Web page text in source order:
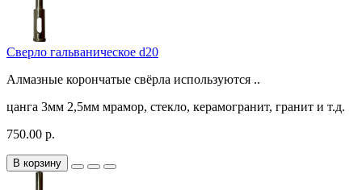
Сверло гальваническое d20
Алмазные корончатые свёрла используются ..
цанга 3мм 2,5мм мрамор, стекло, керамогранит, гранит и т.д.
750.00 р.
В корзину